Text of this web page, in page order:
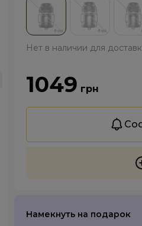
Нет в наличии для
1049 грн
Намекнуть на подарок